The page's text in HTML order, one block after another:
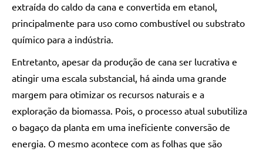
extraída do caldo da cana e convertida em etanol,
principalmente para uso como combustível ou substrato
químico para a indústria.
Entretanto, apesar da produção de cana ser lucrativa e
atingir uma escala substancial, há ainda uma grande
margem para otimizar os recursos naturais e a
exploração da biomassa. Pois, o processo atual subutiliza
o bagaço da planta em uma ineficiente conversão de
energia. O mesmo acontece com as folhas que são